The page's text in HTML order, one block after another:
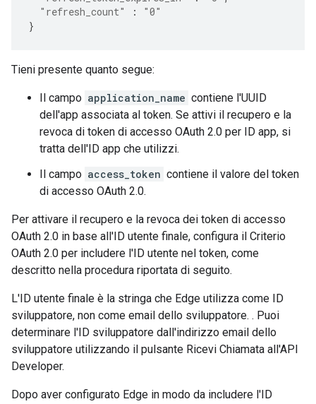
"refresh_count"
:
"0"
}
Tieni presente quanto segue:
Il campo application_name contiene l'UUID
dell'app associata al token. Se attivi il recupero e la
revoca di token di accesso OAuth 2.0 per ID app, si
tratta dell'ID app che utilizzi.
Il campo access_token contiene il valore del token
di accesso OAuth 2.0.
Per attivare il recupero e la revoca dei token di accesso
OAuth 2.0 in base all'ID utente finale, configura il Criterio
OAuth 2.0 per includere l'ID utente nel token, come
descritto nella procedura riportata di seguito.
L'ID utente finale è la stringa che Edge utilizza come ID
sviluppatore, non come email dello sviluppatore. . Puoi
determinare l'ID sviluppatore dall'indirizzo email dello
sviluppatore utilizzando il pulsante Ricevi Chiamata all'API
Developer.
Dopo aver configurato Edge in modo da includere l'ID